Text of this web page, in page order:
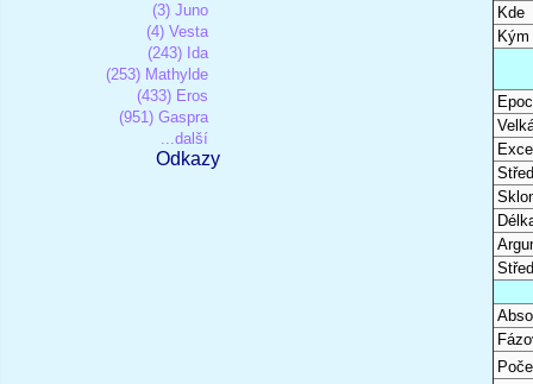
(3) Juno
(4) Vesta
(243) Ida
(253) Mathylde
(433) Eros
(951) Gaspra
...další
Odkazy
Kde
Kým